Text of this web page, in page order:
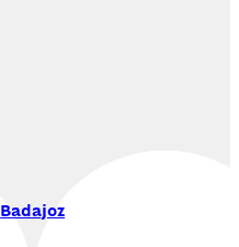
Badajoz